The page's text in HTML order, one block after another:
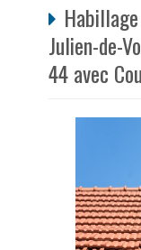
Julien-de-
44 avec